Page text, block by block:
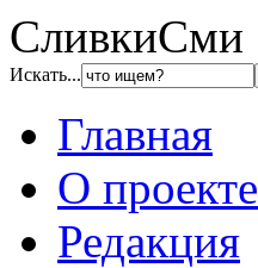
СливкиСми
Искать...
Главная
О проекте
Редакция